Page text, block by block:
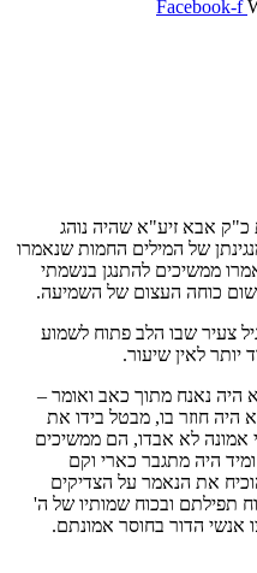
Facebook-f
כ"ק אבא זיע"א שהיה נוהג
של המילים החמות שנאמרו
ממשיכים להתנגן בנשמתי
משום כוחה העצום של השמיעה.
צעיר שבו הלב פתוח לשמוע
לאין שיעור.
היה נאנח מתוך כאב ואומר –
היה חוזר בו, מבטל בידו את
אמונה לא אבדו, הם ממשיכים
היה מתגבר כארי וקם
את הנאמר על הצדיקים
תפילתם ובכוח שמותיו של ה'
הדור בחוסר אמונתם.